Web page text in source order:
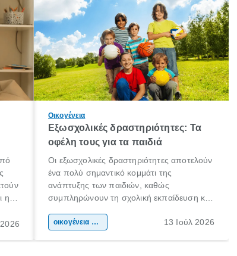
η
Οικογένεια
Εξωσχολικές δραστηριότητες: Τα
οφέλη τους για τα παιδιά
Οι εξωσχολικές δραστηριότητες αποτελούν
ένα πολύ σημαντικό κομμάτι της
ανάπτυξης των παιδιών, καθώς
συμπληρώνουν τη σχολική εκπαίδευση και
της προσωπικότητας, της κοινωνικότητας
οικογένεια & παιδί 13 Ιούλ 2026